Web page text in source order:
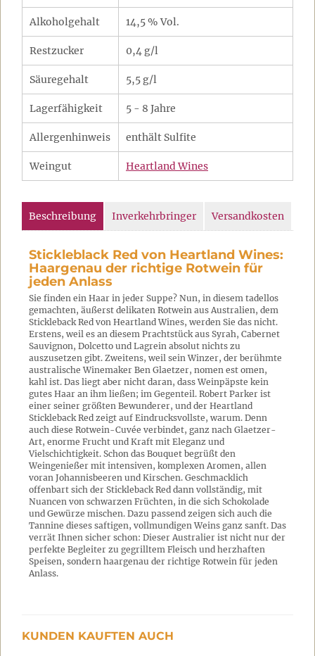
Alkoholgehalt 14,5 % Vol.
Restzucker 0,4 g/l
Säuregehalt 5,5 g/l
Lagerfähigkeit 5 - 8 Jahre
Allergenhinweis enthält Sulfite
Weingut Heartland Wines
Beschreibung Inverkehrbringer Versandkosten
Stickleblack Red von Heartland Wines:
Haargenau der richtige Rotwein für
jeden Anlass
Sie finden ein Haar in jeder Suppe? Nun, in diesem tadellos
gemachten, äußerst delikaten Rotwein aus Australien, dem
Stickleback Red von Heartland Wines, werden Sie das nicht.
Erstens, weil es an diesem Prachtstück aus Syrah, Cabernet
Sauvignon, Dolcetto und Lagrein absolut nichts zu
auszusetzen gibt. Zweitens, weil sein Winzer, der berühmte
australische Winemaker Ben Glaetzer, nomen est omen,
kahl ist. Das liegt aber nicht daran, dass Weinpäpste kein
gutes Haar an ihm ließen; im Gegenteil. Robert Parker ist
einer seiner größten Bewunderer, und der Heartland
Stickleback Red zeigt auf Eindrucksvollste, warum. Denn
auch diese Rotwein-Cuvée verbindet, ganz nach Glaetzer-
Art, enorme Frucht und Kraft mit Eleganz und
Vielschichtigkeit. Schon das Bouquet begrüßt den
Weingenießer mit intensiven, komplexen Aromen, allen
voran Johannisbeeren und Kirschen. Geschmacklich
offenbart sich der Stickleback Red dann vollständig, mit
Nuancen von schwarzen Früchten, in die sich Schokolade
und Gewürze mischen. Dazu passend zeigen sich auch die
Tannine dieses saftigen, vollmundigen Weins ganz sanft. Das
verrät Ihnen sicher schon: Dieser Australier ist nicht nur der
perfekte Begleiter zu gegrilltem Fleisch und herzhaften
Speisen, sondern haargenau der richtige Rotwein für jeden
Anlass.
KUNDEN KAUFTEN AUCH